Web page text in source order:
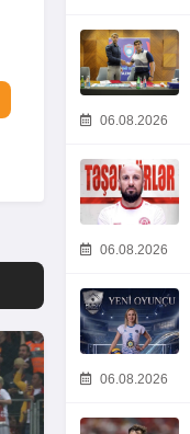
06.08.2026
06.08.2026
06.08.2026